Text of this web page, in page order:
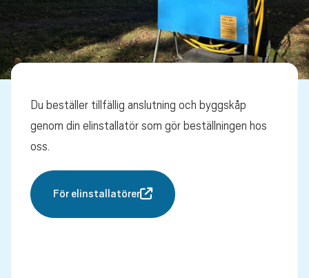
Du beställer tillfällig anslutning och byggskåp
genom din elinstallatör som gör beställningen hos
oss.
För elinstallatörer